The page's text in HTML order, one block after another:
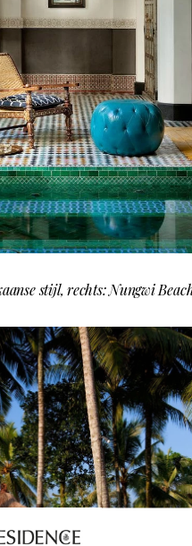
stijl, rechts: Nungwi